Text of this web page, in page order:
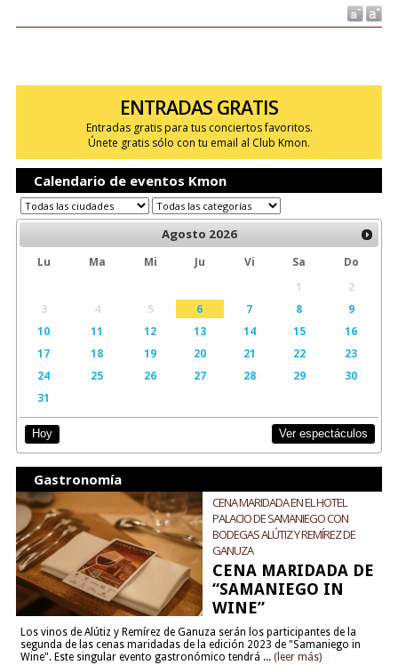
ENTRADAS GRATIS
Entradas gratis para tus conciertos favoritos.
Únete gratis sólo con tu email al Club Kmon.
Calendario de eventos Kmon
Agosto 2026
Lu Ma Mi Ju Vi Sa
Do
1
2
3
4 5 6 7 8
9
10
11 12 13 14 15
16
17
18 19 20 21 22
23
24
25 26 27 28 29
30
31
Hoy Ver espectáculos
Gastronomía
CENA MARIDADA EN EL HOTEL
PALACIO DE SAMANIEGO CON
BODEGAS ALÚTIZ Y REMÍREZ DE
GANUZA
CENA MARIDADA DE
“SAMANIEGO IN
WINE”
Los vinos de Alútiz y Remírez de Ganuza serán los participantes de la
segunda de las cenas maridadas de la edición 2023 de "Samaniego in
Wine". Este singular evento gastronómico tendrá ... (leer más)